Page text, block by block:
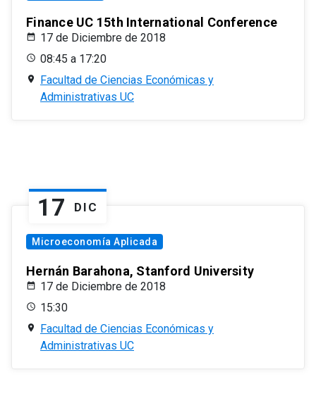
Finance UC 15th International Conference
17 de Diciembre de 2018
08:45 a 17:20
Facultad de Ciencias Económicas y
Administrativas UC
17 DIC
Microeconomía Aplicada
Hernán Barahona, Stanford University
17 de Diciembre de 2018
15:30
Facultad de Ciencias Económicas y
Administrativas UC